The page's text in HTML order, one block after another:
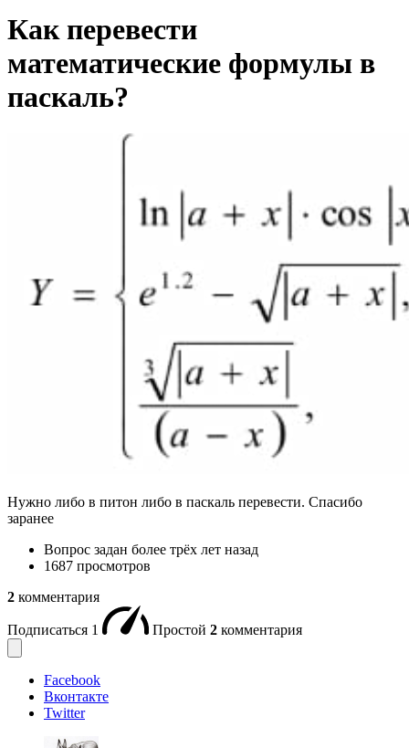
Как перевести
математические формулы в
паскаль?
Нужно либо в питон либо в паскаль перевести. Спасибо
заранее
Вопрос задан более трёх лет назад
1687 просмотров
2 комментария
Подписаться 1 Простой 2 комментария
Facebook
Вконтакте
Twitter